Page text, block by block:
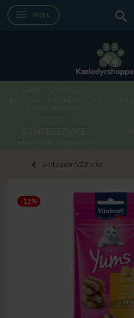
Skifte navigation
Menu
Godbidder/Vådfoder
-12%